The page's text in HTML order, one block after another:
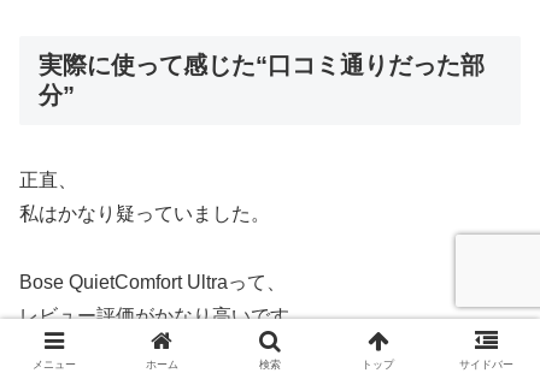
実際に使って感じた“口コミ通りだった部
分”
正直、
私はかなり疑っていました。
Bose QuietComfort Ultraって、
レビュー評価がかなり高いです。
メニュー ホーム 検索 トップ サイドバー